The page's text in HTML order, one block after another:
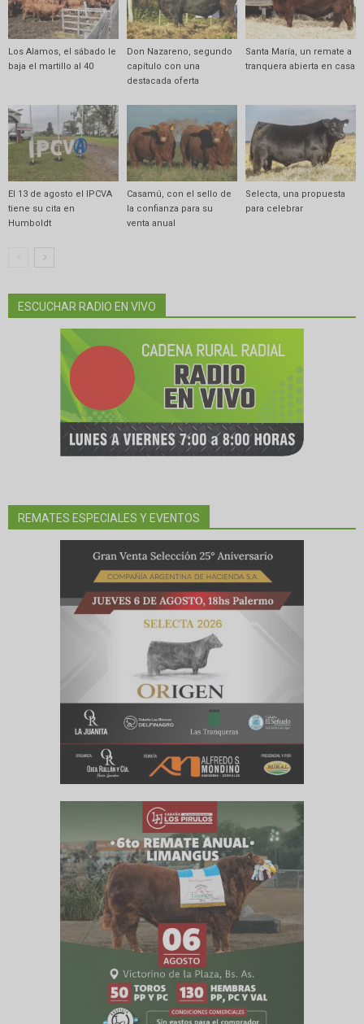
Los Alamos, el sábado le
baja el martillo al 40
Don Nazareno, segundo
capítulo con una
destacada oferta
Santa María, un remate a
tranquera abierta en casa
El 13 de agosto el IPCVA
tiene su cita en
Humboldt
Casamú, con el sello de
la confianza para su
venta anual
Selecta, una propuesta
para celebrar
ESCUCHAR RADIO EN VIVO
REMATES ESPECIALES Y EVENTOS